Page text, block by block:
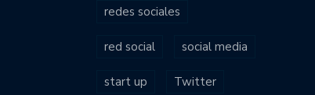
redes sociales
red social social media
start up Twitter